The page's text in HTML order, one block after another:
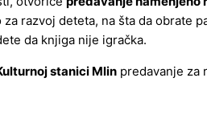
razvoj deteta, na šta da obrate
da knjiga nije igračka.
stanici Mlin predavanje za